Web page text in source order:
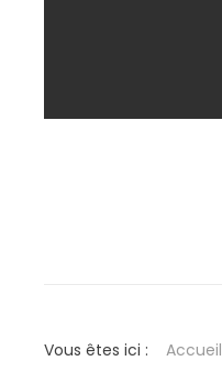
Vous êtes ici : Accueil